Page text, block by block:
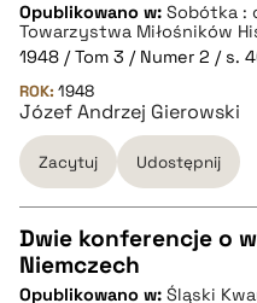
pobierz cytat
BIBTEX
pobierz cytat
Opublikowano w: Sobótka :
Towarzystwa Miłośników
1948 / Tom 3 / Numer 2 / s.
ROK: 1948
Józef Andrzej Gierowski
Zacytuj Udostępnij
CZYSTY TEKST
Dwie konferencje o
Niemczech
Opublikowano w: Śląski